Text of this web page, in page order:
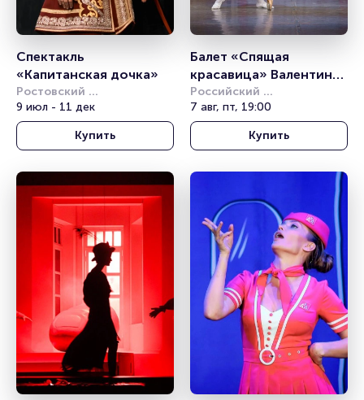
Спектакль
«Капитанская дочка»
Ростовский
академический театр
драмы им. М.Горького
9 июл - 11 дек
Купить
Балет «Спящая
красавица» Валентина
Грищенко
Российский
академический
молодёжный театр (РАМТ)
7 авг, пт, 19:00
Купить